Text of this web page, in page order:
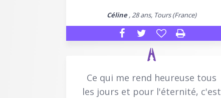
Céline, 28 ans, Tours (France)
Ce qui me rend heureuse tous
les jours et pour l'éternité, c'est